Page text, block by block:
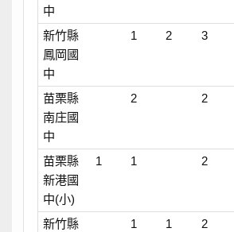
中
新竹縣
鳳岡國
中
1 2 3
苗栗縣
南庄國
中
2 2
苗栗縣
新港國
中(小)
1 1 2
新竹縣
1 1 2